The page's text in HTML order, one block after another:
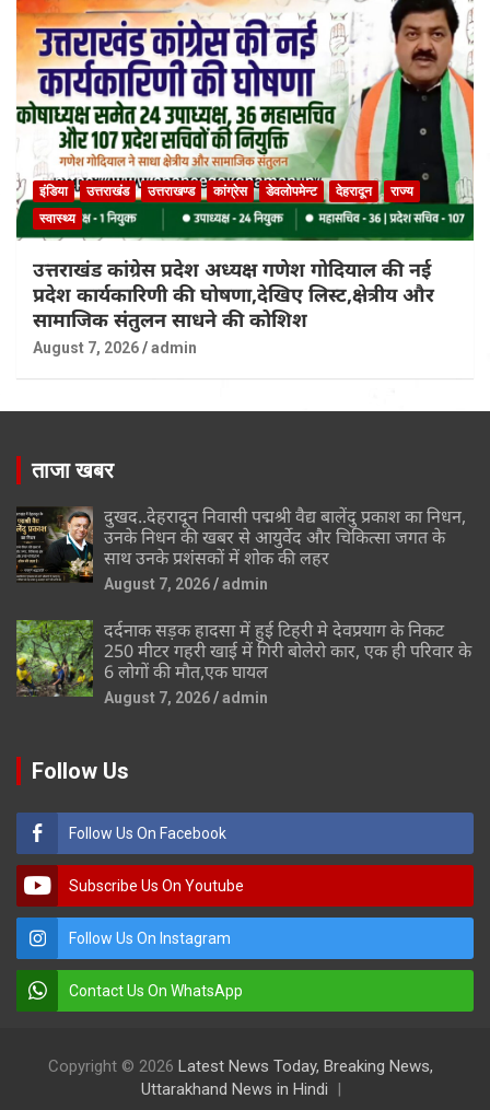
इंडिया उत्तराखंड उत्तराखण्ड कांग्रेस डेवलोपमेन्ट देहरादून
राज्य
स्वास्थ्य
उत्तराखंड कांग्रेस प्रदेश अध्यक्ष गणेश गोदियाल की नई
प्रदेश कार्यकारिणी की घोषणा,देखिए लिस्ट,क्षेत्रीय और
सामाजिक संतुलन साधने की कोशिश
August 7, 2026 admin
ताजा खबर
दुखद..देहरादून निवासी पद्मश्री वैद्य बालेंदु प्रकाश का निधन,
उनके निधन की खबर से आयुर्वेद और चिकित्सा जगत के
साथ उनके प्रशंसकों में शोक की लहर
August 7, 2026 admin
दर्दनाक सड़क हादसा में हुई टिहरी मे देवप्रयाग के निकट
250 मीटर गहरी खाई में गिरी बोलेरो कार, एक ही परिवार के
6 लोगों की मौत,एक घायल
August 7, 2026 admin
Follow Us
Follow Us On Facebook
Subscribe Us On Youtube
Follow Us On Instagram
Contact Us On WhatsApp
Copyright © 2026 Latest News Today, Breaking News,
Uttarakhand News in Hindi